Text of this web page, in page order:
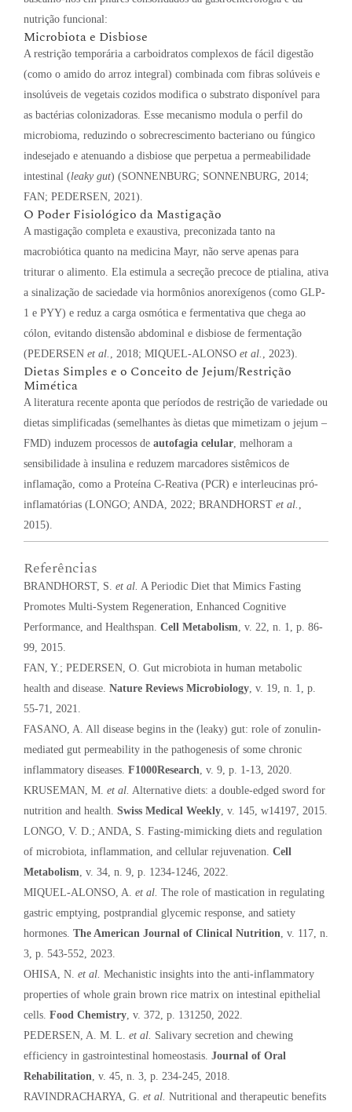
nutrição funcional:
Microbiota e Disbiose
A restrição temporária a carboidratos complexos de fácil digestão
(como o amido do arroz integral) combinada com fibras solúveis e
insolúveis de vegetais cozidos modifica o substrato disponível para
as bactérias colonizadoras. Esse mecanismo modula o perfil do
microbioma, reduzindo o sobrecrescimento bacteriano ou fúngico
indesejado e atenuando a disbiose que perpetua a permeabilidade
intestinal (leaky gut) (SONNENBURG; SONNENBURG, 2014;
FAN; PEDERSEN, 2021).
O Poder Fisiológico da Mastigação
A mastigação completa e exaustiva, preconizada tanto na
macrobiótica quanto na medicina Mayr, não serve apenas para
triturar o alimento. Ela estimula a secreção precoce de ptialina, ativa
a sinalização de saciedade via hormônios anorexígenos (como GLP-
1 e PYY) e reduz a carga osmótica e fermentativa que chega ao
cólon, evitando distensão abdominal e disbiose de fermentação
(PEDERSEN et al. , 2018; MIQUEL-ALONSO et al. , 2023).
Dietas Simples e o Conceito de Jejum/Restrição
Mimética
A literatura recente aponta que períodos de restrição de variedade ou
dietas simplificadas (semelhantes às dietas que mimetizam o jejum –
FMD) induzem processos de autofagia celular , melhoram a
sensibilidade à insulina e reduzem marcadores sistêmicos de
inflamação, como a Proteína C-Reativa (PCR) e interleucinas pró-
inflamatórias (LONGO; ANDA, 2022; BRANDHORST et al.
2015).
Referências
BRANDHORST, S. et al. A Periodic Diet that Mimics Fasting
Promotes Multi-System Regeneration, Enhanced Cognitive
Performance, and Healthspan. Cell Metabolism , v. 22, n. 1, p. 86-
99, 2015.
FAN, Y.; PEDERSEN, O. Gut microbiota in human metabolic
health and disease. Nature Reviews Microbiology , v. 19, n. 1, p.
55-71, 2021.
FASANO, A. All disease begins in the (leaky) gut: role of zonulin-
mediated gut permeability in the pathogenesis of some chronic
inflammatory diseases. F1000Research , v. 9, p. 1-13, 2020.
KRUSEMAN, M. et al. Alternative diets: a double-edged sword for
nutrition and health. Swiss Medical Weekly , v. 145, w14197, 2015.
LONGO, V. D.; ANDA, S. Fasting-mimicking diets and regulation
of microbiota, inflammation, and cellular rejuvenation. Cell
Metabolism , v. 34, n. 9, p. 1234-1246, 2022.
MIQUEL-ALONSO, A. et al. The role of mastication in regulating
gastric emptying, postprandial glycemic response, and satiety
hormones. The American Journal of Clinical Nutrition , v. 117, n.
3, p. 543-552, 2023.
OHISA, N. et al. Mechanistic insights into the anti-inflammatory
properties of whole grain brown rice matrix on intestinal epithelial
cells. Food Chemistry , v. 372, p. 131250, 2022.
PEDERSEN, A. M. L. et al. Salivary secretion and chewing
efficiency in gastrointestinal homeostasis. Journal of Oral
Rehabilitation , v. 45, n. 3, p. 234-245, 2018.
RAVINDRACHARYA, G. et al. Nutritional and therapeutic benefits